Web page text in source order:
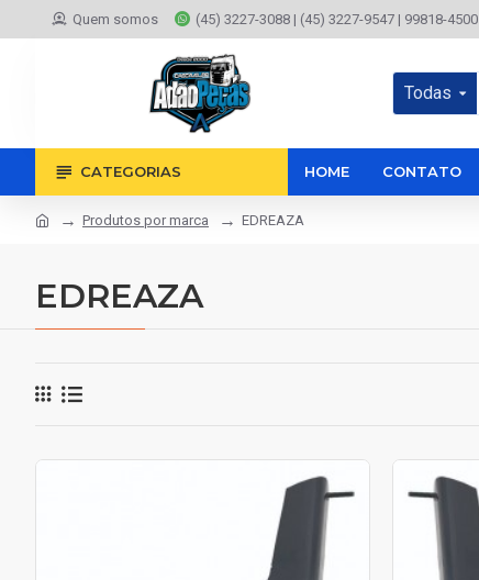
Quem somos (45) 3227-3088 | (45) 3227-9547 | 99818-4500
Todas
CATEGORIAS HOME CONTATO
Produtos por marca EDREAZA
EDREAZA